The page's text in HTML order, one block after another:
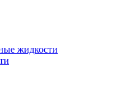
жидкости